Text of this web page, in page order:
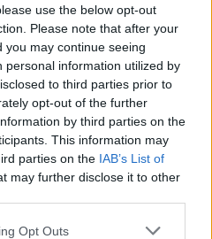
use the below opt-out
Please note that after your
may continue seeing
personal information utilized by
to third parties prior to
opt-out of the further
by third parties on the
This information may
parties on the IAB’s List of
may further disclose it to other
app uses one or more Google
Opt Outs
σε πολίτες που έχουν κύρια
100 ευρώ με κάρτα ή, σε
ευρώ σε ΙΒΑΝ χωρίς κάρτα
ίσχυε στην προηγούμενη
55 ευρώ που ίσχυε με κάρτα.
στην ηπειρωτική
με κάρτα ή 65 ευρώ σε
που ίσχυε στην